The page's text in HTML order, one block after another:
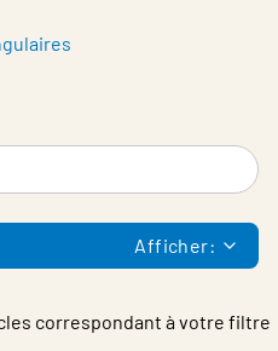
Afficher:
correspondant à votre filtre